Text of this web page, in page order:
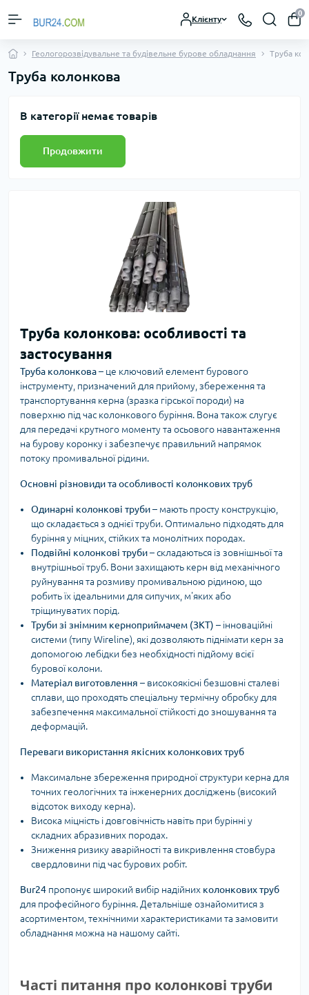
Клієнту
0
Геологорозвідувальне та будівельне бурове обладнання Труба
Труба колонкова
В категорії немає товарів
Продовжити
Труба колонкова: особливості та
застосування
Труба колонкова– це ключовий елемент бурового
інструменту, призначений для прийому, збереження та
транспортування керна (зразка гірської породи) на
поверхню під час колонкового буріння. Вона також слугує
для передачі крутного моменту та осьового навантаження
на бурову коронку і забезпечує правильний напрямок
потоку промивальної рідини.
Основні різновиди та особливості колонкових труб
Одинарні колонкові труби– мають просту конструкцію,
що складається з однієї труби. Оптимально підходять для
буріння у міцних, стійких та монолітних породах.
Подвійні колонкові труби– складаються із зовнішньої та
внутрішньої труб. Вони захищають керн від механічного
руйнування та розмиву промивальною рідиною, що
робить їх ідеальними для сипучих, м'яких або
тріщинуватих порід.
Труби зі знімним керноприймачем (ЗКТ) – інноваційні
системи (типу Wireline), які дозволяють піднімати керн за
допомогою лебідки без необхідності підйому всієї
бурової колони.
Матеріал виготовлення – високоякісні безшовні сталеві
сплави, що проходять спеціальну термічну обробку для
забезпечення максимальної стійкості до зношування та
деформацій.
Переваги використання якісних колонкових труб
Максимальне збереження природної структури керна для
точних геологічних та інженерних досліджень (високий
відсоток виходу керна).
Висока міцність і довговічність навіть при бурінні у
складних абразивних породах.
Зниження ризику аварійності та викривлення стовбура
свердловини під час бурових робіт.
Bur24 пропонує широкий вибір надійних колонкових труб
для професійного буріння. Детальніше ознайомитися з
асортиментом, технічними характеристиками та замовити
обладнання можна на нашому сайті.
Часті питання про колонкові труби